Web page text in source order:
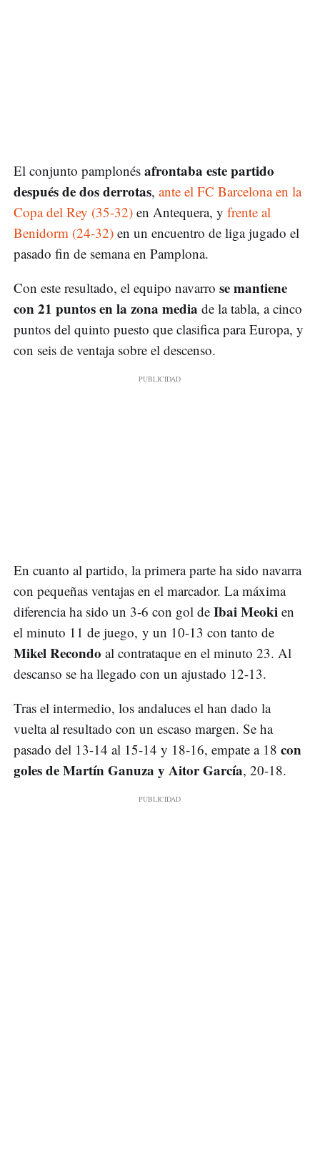
El conjunto pamplonés afrontaba este partido
después de dos derrotas, ante el FC Barcelona en la
Copa del Rey (35-32) en Antequera, y frente al
Benidorm (24-32) en un encuentro de liga jugado el
pasado fin de semana en Pamplona.
Con este resultado, el equipo navarro se mantiene
con 21 puntos en la zona media de la tabla, a cinco
puntos del quinto puesto que clasifica para Europa, y
con seis de ventaja sobre el descenso.
En cuanto al partido, la primera parte ha sido navarra
con pequeñas ventajas en el marcador. La máxima
diferencia ha sido un 3-6 con gol de Ibai Meoki en
el minuto 11 de juego, y un 10-13 con tanto de
Mikel Recondo al contrataque en el minuto 23. Al
descanso se ha llegado con un ajustado 12-13.
Tras el intermedio, los andaluces el han dado la
vuelta al resultado con un escaso margen. Se ha
pasado del 13-14 al 15-14 y 18-16, empate a 18 con
goles de Martín Ganuza y Aitor García, 20-18.